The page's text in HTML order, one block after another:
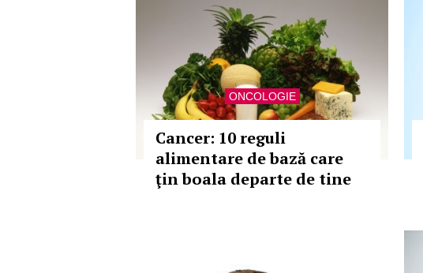
ONCOLOGIE
Cancer: 10 reguli
alimentare de bază care
ţin boala departe de tine